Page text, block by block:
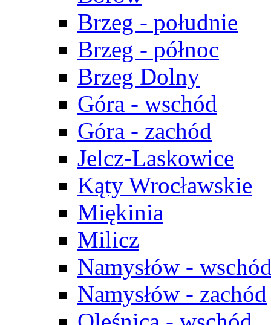
Brzeg - południe
Brzeg - północ
Brzeg Dolny
Góra - wschód
Góra - zachód
Jelcz-Laskowice
Kąty Wrocławskie
Miękinia
Milicz
Namysłów -
Namysłów - zachód